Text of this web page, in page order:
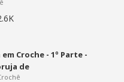
Croche - 1º Parte -
de